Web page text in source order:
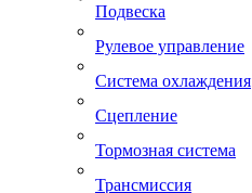
Подвеска
Рулевое управление
Система охлаждения
Сцепление
Тормозная система
Трансмиссия